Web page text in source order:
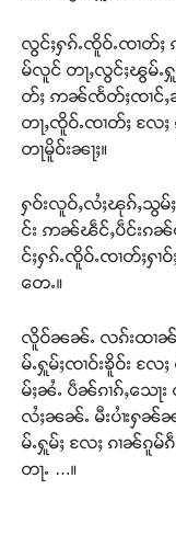
လွင်ႈႁၵ်ႉၸိူဝ်ႉၸၢတ်
မ်လူင် တႃႇလွင်ႈၽွမ်ႉႁူ
တ်ႈ ဢၼ်ၸႅတ်ႈၸၢင်ႇ
တႃႇၸိူဝ်ႉၸၢတ်ႈ လႄ
တႃမိူဝ်းၼႃႈ။
ႁဝ်းလူဝ်ႇလႆႈၽုၵ်ႇသွမ်
င်း ဢၼ်ၽဵင်ႇပဵင်းၵ
င်ႈႁၵ်ႉၸိူဝ်ႉၸၢတ်ႈႁ
တေႉ။
လိူဝ်ၼၼ်ႉ လၵ်းထၢၼ်
မ်ႉႁူမ်ႈၸၢဝ်းၶိူဝ်း လ
မ်ႈၼႆႉ ပဵၼ်ၵၢၵ်ႇသေႃ
လႆႈၼၼ်ႉ မီးပၢႆးႁၼ်
မ်ႉႁူမ်ႈ လႄႈ ၵၢၼ်ၵူ
တႃႉ …။